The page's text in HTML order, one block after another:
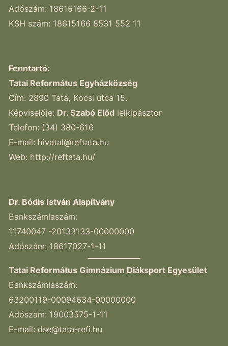
Adószám: 18615166-2-11
KSH szám: 18615166 8531 552 11
Fenntartó:
Tatai Református Egyházközség
Cím: 2890 Tata, Kocsi utca 15.
Képviselője: Dr. Szabó Előd lelkipásztor
Telefon: (34) 380-616
E-mail: hivatal@reftata.hu
Web: http://reftata.hu/
Dr. Bódis István Alapítvány
Bankszámlaszám:
11740047 -20133133-00000000
Adószám: 18617027-1-11
Tatai Református Gimnázium Diáksport Egyesület
Bankszámlaszám:
63200119-00094634-00000000
Adószám: 19003575-1-11
E-mail: dse@tata-refi.hu